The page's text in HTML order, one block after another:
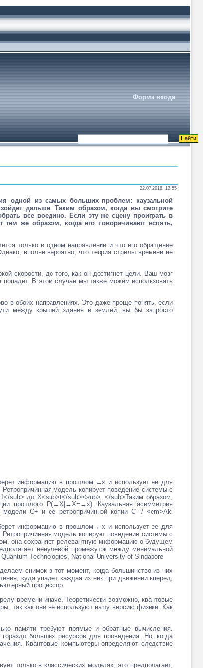
Форма входа
22.07.2018, 12:55
одной из самых больших проблем: каузальной
дальше. Таким образом, когда вы смотрите
все воедино. Если эту же сцену проиграть в
же образом, когда его поворачивают вспять,
только в одном направлении и что его обращение
вполне вероятно, что теория стрелы времени не
скорости, до того, как он достигнет цели. Ваш мозг
попадет. В этом случае мы также можем использовать
в обоих направлениях. Это даже проще понять, если
между крышей здания и землей, вы бы запросто
информацию в прошлом ←x и использует ее для
модель копирует поведение системы с
sub> до X<sub>t</sub><sub>. </sub>Таким образом,
прошлого P(←X|→X=→x). Каузальная асимметрия
C+ и ее ретропричинной копии C- / <em>Aki
информацию в прошлом ←x и использует ее для
модель копирует поведение системы с
она сохраняет релевантную информацию о будущем
ненулевой промежуток между минимальной
Technologies, National University of Singapore
снимок в тот момент, когда большинство из них
куда упадет каждая из них при движении вперед,
процессор.
времени иначе. Теоретически возможно, квантовые
так как они не используют нашу версию физики. Как
памяти требуют прямые и обратные вычисления.
больших ресурсов для проведения. Но, когда
Квантовые компьютеры определяют следствие
только в классических моделях, это предполагает,